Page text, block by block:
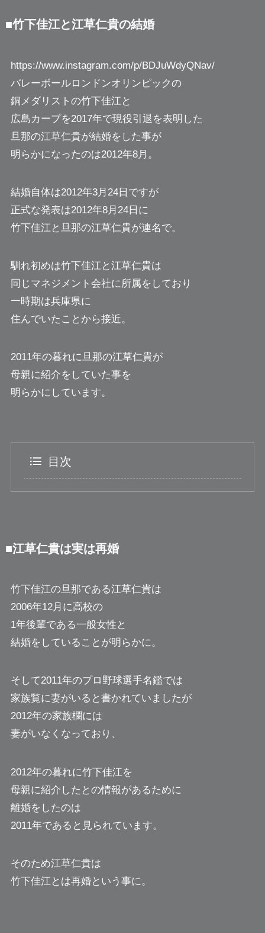
■竹下佳江と江草仁貴の結婚
https://www.instagram.com/p/BDJuWdyQNav/
バレーボールロンドンオリンピックの
銅メダリストの竹下佳江と
広島カープを2017年で現役引退を表明した
旦那の江草仁貴が結婚をした事が
明らかになったのは2012年8月。
結婚自体は2012年3月24日ですが
正式な発表は2012年8月24日に
竹下佳江と旦那の江草仁貴が連名で。
馴れ初めは竹下佳江と江草仁貴は
同じマネジメント会社に所属をしており
一時期は兵庫県に
住んでいたことから接近。
2011年の暮れに旦那の江草仁貴が
母親に紹介をしていた事を
明らかにしています。
目次
■江草仁貴は実は再婚
竹下佳江の旦那である江草仁貴は
2006年12月に高校の
1年後輩である一般女性と
結婚をしていることが明らかに。
そして2011年のプロ野球選手名鑑では
家族覧に妻がいると書かれていましたが
2012年の家族欄には
妻がいなくなっており、
2012年の暮れに竹下佳江を
母親に紹介したとの情報があるために
離婚をしたのは
2011年であると見られています。
そのため江草仁貴は
竹下佳江とは再婚という事に。